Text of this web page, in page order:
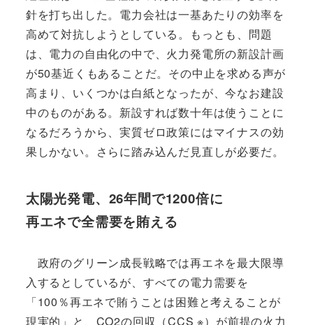
針を打ち出した。電力会社は一基あたりの効率を
高めて対抗しようとしている。もっとも、問題
は、電力の自由化の中で、火力発電所の新設計画
が50基近くもあることだ。その中止を求める声が
高まり、いくつかは白紙となったが、今なお建設
中のものがある。新設すれば数十年は使うことに
なるだろうから、実質ゼロ政策にはマイナスの効
果しかない。さらに踏み込んだ見直しが必要だ。
太陽光発電、26年間で1200倍に
再エネで全需要を賄える
政府のグリーン成長戦略では再エネを最大限導
入するとしているが、すべての電力需要を
「100％再エネで賄うことは困難と考えることが
現実的」と、CO2の回収（CCS ※）が前提の火力